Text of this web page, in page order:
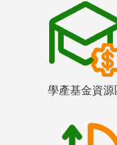
學產基金資源